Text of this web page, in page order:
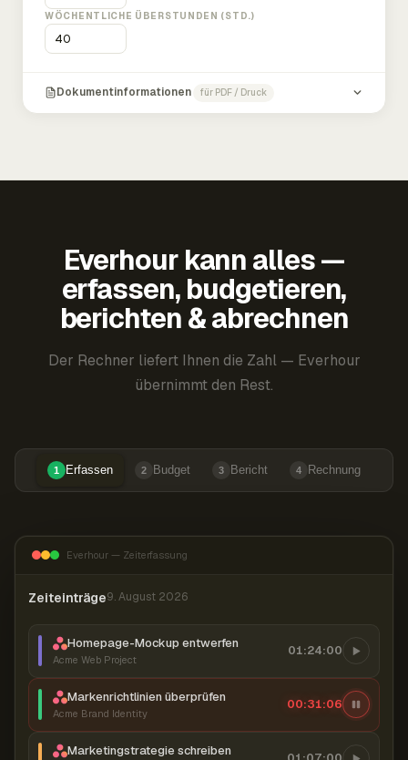
WÖCHENTLICHE ÜBERSTUNDEN (STD.)
Dokumentinformationen für PDF / Druck
Everhour kann alles —
erfassen, budgetieren,
berichten & abrechnen
Der Rechner liefert Ihnen die Zahl — Everhour
übernimmt den Rest.
1 Erfassen 2 Budget 3 Bericht 4 Rechnung
Everhour — Zeiterfassung
Zeiteinträge9. August 2026
Homepage-Mockup entwerfen
Acme Web Project
01:24:00
Markenrichtlinien überprüfen
Acme Brand Identity
00:31:07
Marketingstrategie schreiben